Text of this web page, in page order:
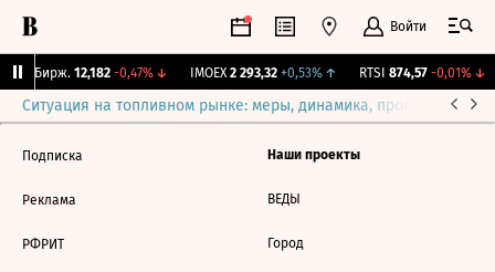
Войти
CNY Бирж. 12,182 -0,47%↓ IMOEX 2 293,32 +0,53%↑ RTSI 874,57 -0,01%↓
Ситуация на топливном рынке: меры, динамика, прогнозы
Подписка
Реклама
РФРИТ
Наши проекты
ВЕДЫ
Город